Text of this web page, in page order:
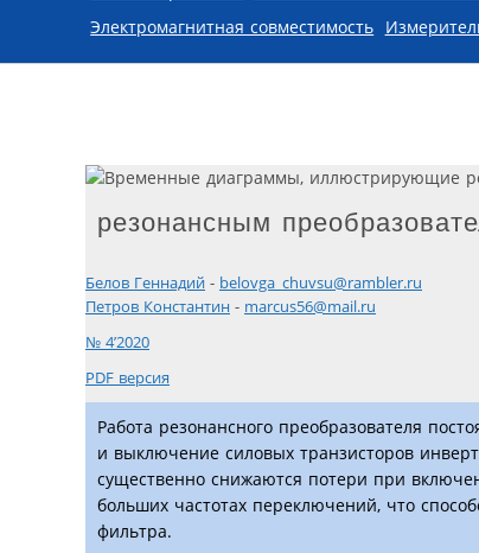
Электромагнитная совместимость
резонансным
Белов Геннадий - belovga_chuvsu@rambler.ru
Петров Константин - marcus56@mail.ru
№ 4’2020
PDF версия
Работа резонансного преобразователя
и выключение силовых транзисторов
существенно снижаются потери при
больших частотах переключений, что
фильтра.